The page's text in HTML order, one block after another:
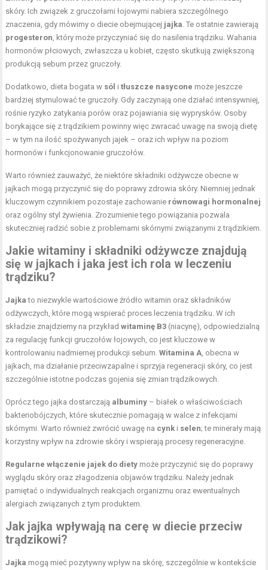
skóry. Ich związek z gruczołami łojowymi nabiera szczególnego
znaczenia, gdy mówimy o diecie obejmującej jajka . Te ostatnie zawierają
progesteron , który może przyczyniać się do nasilenia trądziku. Wahania
hormonów płciowych, zwłaszcza u kobiet, często skutkują zwiększoną
produkcją sebum przez gruczoły.
Dodatkowo, dieta bogata w sól itłuszcze nasycone może jeszcze
bardziej stymulować te gruczoły. Gdy zaczynają one działać intensywniej,
rośnie ryzyko zatykania porów oraz pojawiania się wyprysków. Osoby
borykające się z trądzikiem powinny więc zwracać uwagę na swoją dietę
– w tym na ilość spożywanych jajek – oraz ich wpływ na poziom
hormonów i funkcjonowanie gruczołów.
Warto również zauważyć, że niektóre składniki odżywcze obecne w
jajkach mogą przyczynić się do poprawy zdrowia skóry. Niemniej jednak
kluczowym czynnikiem pozostaje zachowanie równowagi hormonalnej
oraz ogólny styl żywienia. Zrozumienie tego powiązania pozwala
skuteczniej radzić sobie z problemami skórnymi związanymi z trądzikiem.
Jakie witaminy i składniki odżywcze znajdują
się w jajkach i jaka jest ich rola w leczeniu
trądziku?
Jajka to niezwykle wartościoweźródło witamin oraz składników
odżywczych, które mogą wspierać proces leczenia trądziku. W ich
składzie znajdziemy na przykładwitaminę B3 (niacynę), odpowiedzialną
za regulację funkcji gruczołów łojowych, co jest kluczowe w
kontrolowaniu nadmiernej produkcji sebum.Witamina A , obecna w
jajkach, ma działanie przeciwzapalne i sprzyja regeneracji skóry, co jest
szczególnie istotne podczas gojenia się zmian trądzikowych.
Oprócz tego jajka dostarczają albuminy – białek o właściwościach
bakteriobójczych, które skutecznie pomagają w walce z infekcjami
skórnymi. Warto również zwrócić uwagę na cynk i selen; te minerały mają
korzystny wpływ na zdrowie skóry i wspierają procesy regeneracyjne.
Regularne włączenie jajek do diety może przyczynić się do poprawy
wyglądu skóry oraz złagodzenia objawów trądziku. Należy jednak
pamiętać o indywidualnych reakcjach organizmu oraz ewentualnych
alergiach związanych z tym produktem.
Jak jajka wpływają na cerę w diecie przeciw
trądzikowi?
Jajka mogą mieć pozytywny wpływ na skórę, szczególnie w kontekście